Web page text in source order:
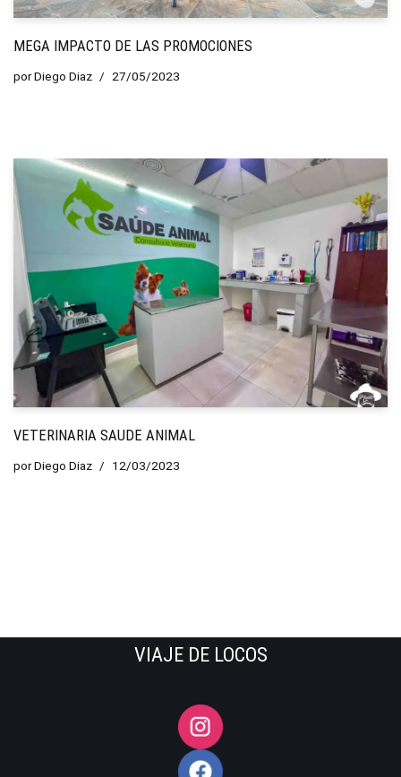
MEGA IMPACTO DE LAS PROMOCIONES
porDiego Diaz 27/05/2023
VETERINARIA SAUDE ANIMAL
porDiego Diaz 12/03/2023
VIAJE DE LOCOS